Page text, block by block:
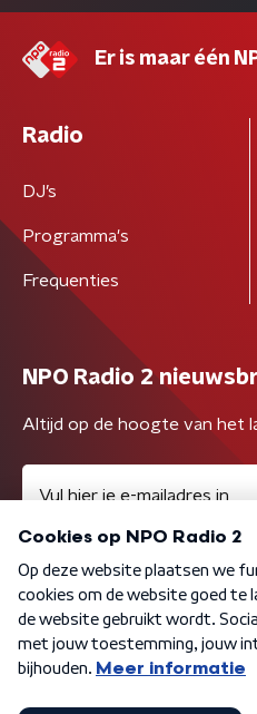
Er is maar één
Radio
DJ’s
Programma's
Frequenties
NPO Radio 2
Altijd op de hoogte van het
Algemene voorwaarden